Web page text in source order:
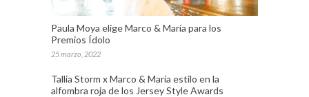
Paula Moya elige Marco & María para los
Premios Ídolo
25 marzo, 2022
Tallia Storm x Marco & María estilo en la
alfombra roja de los Jersey Style Awards